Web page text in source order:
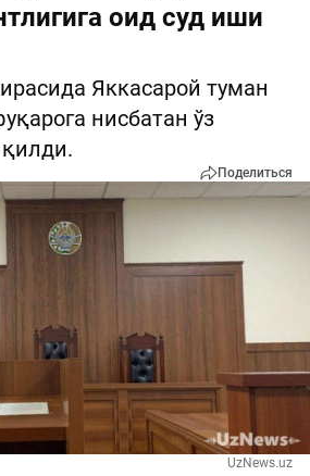
оид суд иши
Яккасарой туман
нисбатан ўз
Поделиться
UzNews.uz